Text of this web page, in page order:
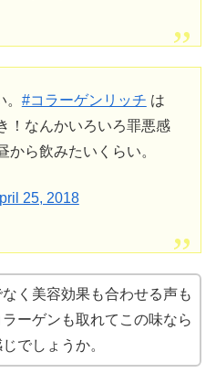
#コラーゲンリッチ は
！なんかいろいろ罪悪感
から飲みたいくらい。
25, 2018
く美容効果も合わせる声も
ーゲンも取れてこの味なら
でしょうか。